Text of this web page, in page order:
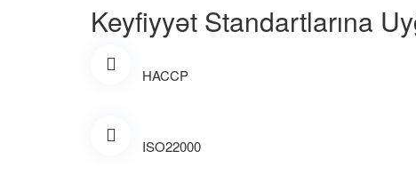
Keyfiyyət Standartlarına
HACCP
ISO22000